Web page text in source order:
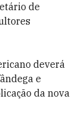
de
deverá
e
da nova